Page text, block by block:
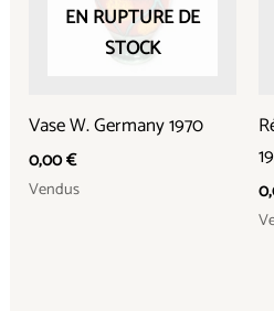
EN RUPTURE DE
STOCK
Vase W. Germany 1970
0,00€
Vendus